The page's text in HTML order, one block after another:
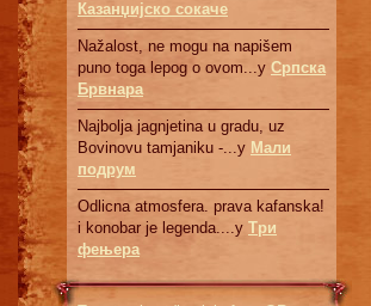
Казанџијско сокаче
Nažalost, ne mogu na napišem
puno toga lepog o ovom...у Српскa
Брвнaрa
Najbolja jagnjetina u gradu, uz
Bovinovu tamjaniku -...у Мали
подрум
Odlicna atmosfera. prava kafanska!
i konobar je legenda....у Три
фењера